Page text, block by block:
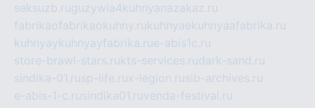
seksuzb.ruguzywia4kuhnyanazakaz.ru
fabrikaofabrikaokuhny.rukuhnyaekuhnyaafabrika.ru
kuhnyaykuhnyayfabrika.rue-abis1c.ru
store-brawl-stars.rukts-services.rudark-sand.ru
sindika-01.rusp-life.rux-legion.rusib-archives.ru
e-abis-1-c.rusindika01.ruvenda-festival.ru